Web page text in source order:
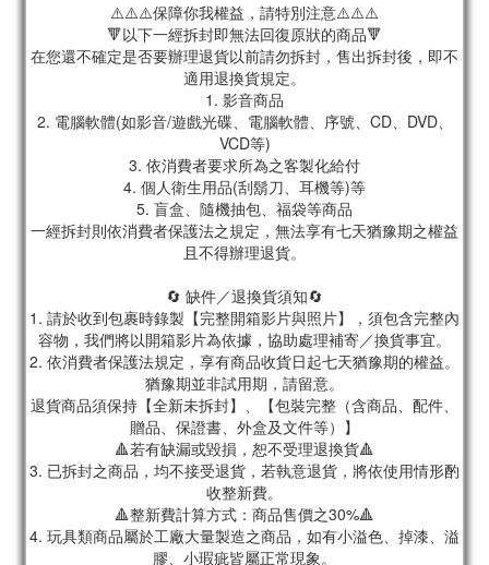
⚠️⚠️⚠️保障你我權益，請特別注意⚠️⚠️⚠️
🔻以下一經拆封即無法回復原狀的商品🔻
在您還不確定是否要辦理退貨以前請勿拆封，售出拆封後，即不
適用退換貨規定。
1. 影音商品
2. 電腦軟體(如影音/遊戲光碟、電腦軟體、序號、CD、DVD、
VCD等)
3. 依消費者要求所為之客製化給付
4. 個人衛生用品(刮鬍刀、耳機等)等
5. 盲盒、隨機抽包、福袋等商品
一經拆封則依消費者保護法之規定，無法享有七天猶豫期之權益
且不得辦理退貨。
🔄 缺件／退換貨須知🔄
1. 請於收到包裹時錄製【完整開箱影片與照片】，須包含完整內
容物，我們將以開箱影片為依據，協助處理補寄／換貨事宜。
2. 依消費者保護法規定，享有商品收貨日起七天猶豫期的權益。
猶豫期並非試用期，請留意。
退貨商品須保持【全新未拆封】、【包裝完整（含商品、配件、
贈品、保證書、外盒及文件等）】
🔺若有缺漏或毀損，恕不受理退換貨🔺
3. 已拆封之商品，均不接受退貨，若執意退貨，將依使用情形酌
收整新費。
🔺整新費計算方式：商品售價之30%🔺
4. 玩具類商品屬於工廠大量製造之商品，如有小溢色、掉漆、溢
膠、小瑕疵皆屬正常現象。